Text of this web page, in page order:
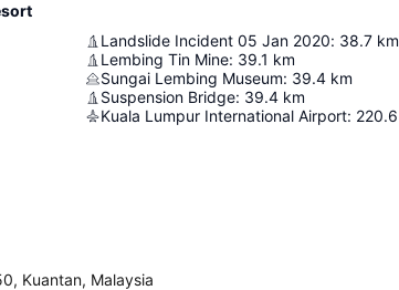
Landslide Incident 05 Jan 2020: 38.7 km
Lembing Tin Mine: 39.1 km
Sungai Lembing Museum: 39.4 km
Suspension Bridge: 39.4 km
Kuala Lumpur International Airport: 220.6
Kuantan, Malaysia